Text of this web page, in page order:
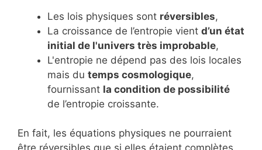
Les lois physiques sont réversibles,
La croissance de l’entropie vient d’un état
initial de l'univers très improbable,
L'entropie ne dépend pas des lois locales
mais du temps cosmologique,
fournissant la condition de possibilité
de l’entropie croissante.
En fait, les équations physiques ne pourraient